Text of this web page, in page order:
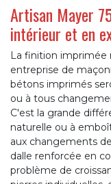
Artisan Mayer
intérieur et en
La finition imprimée
entreprise de
bétons imprimés
ou à tous
C'est la grande
naturelle ou à
aux changements
dalle renforcée en
problème de